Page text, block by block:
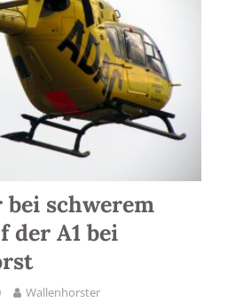
bei schwerem
der A1 bei
Wallenhorster